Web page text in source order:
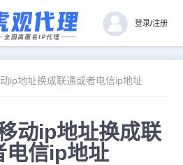
登录/注册
ip地址换成联通或者电信ip地址
动ip地址换成联
电信ip地址